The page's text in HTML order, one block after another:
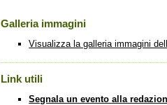
Galleria immagini
Visualizza la galleria immagini
Link utili
Segnala un evento alla